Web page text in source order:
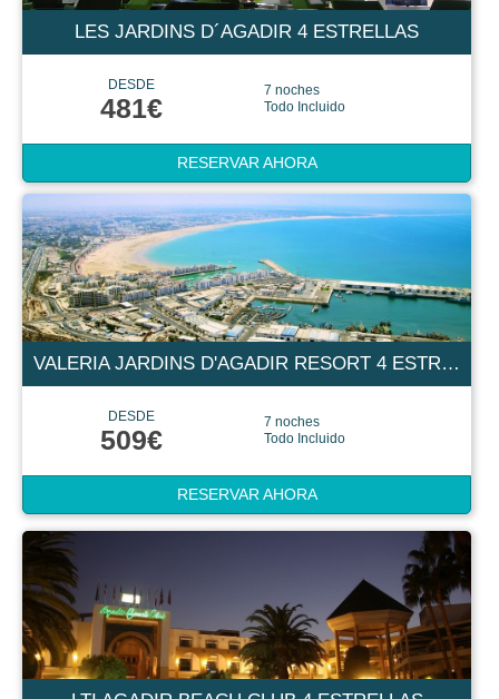
LES JARDINS D´AGADIR 4 ESTRELLAS
DESDE
481€
7 noches
Todo Incluido
RESERVAR AHORA
VALERIA JARDINS D'AGADIR RESORT 4 ESTRELLAS
DESDE
509€
7 noches
Todo Incluido
RESERVAR AHORA